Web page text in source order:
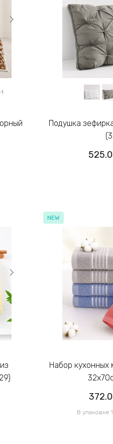
Подушка зефирка-тесто 3-D 50х70см
NEW
Набор кухонных махровых полотенец
В упаковке